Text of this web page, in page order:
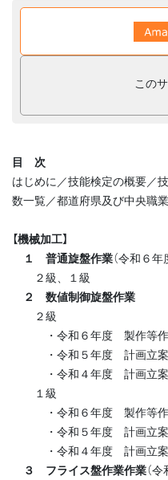
この
目 次
はじめに／技能検定の概要／
数一覧／都道府県及び中央職
【機械加工】
１ 普通旋盤作業（令和６年
２級、１級
２ 数値制御旋盤作業
２級
・令和６年度 製作等作
・令和５年度 計画立案
・令和４年度 計画立案
１級
・令和６年度 製作等作
・令和５年度 計画立案
・令和４年度 計画立案
３ フライス盤作業作業（